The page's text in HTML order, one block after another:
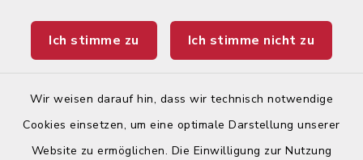
Ich stimme zu Ich stimme nicht zu
Wir weisen darauf hin, dass wir technisch notwendige
Cookies einsetzen, um eine optimale Darstellung unserer
Website zu ermöglichen. Die Einwilligung zur Nutzung
Ticketportal